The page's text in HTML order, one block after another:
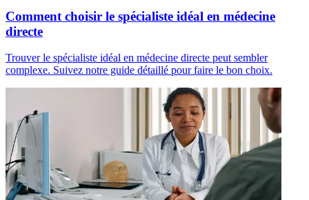
Comment choisir le spécialiste idéal en médecine
directe
Trouver le spécialiste idéal en médecine directe peut sembler
complexe. Suivez notre guide détaillé pour faire le bon choix.